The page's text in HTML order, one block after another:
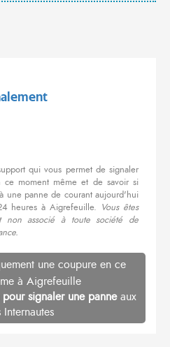
qui vous permet de signaler
moment même et de savoir si
une panne de courant aujourd'hui
heures à Aigrefeuille. Vous êtes
non associé à toute société de
une coupure en ce
à Aigrefeuille
signaler une panneaux
Internautes